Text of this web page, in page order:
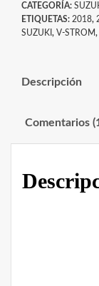
CATEGORÍA:
ETIQUETAS: 2018,
SUZUKI , V-STROM,
Descripción
Comentarios